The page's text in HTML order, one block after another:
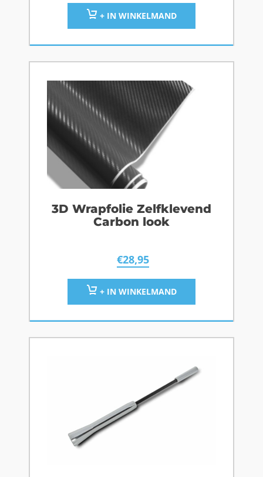
+ IN WINKELMAND
3D Wrapfolie Zelfklevend
Carbon look
€28,95
+ IN WINKELMAND